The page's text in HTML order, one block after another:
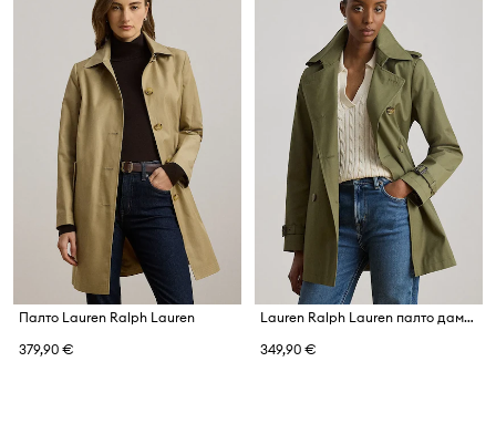
Палто Lauren Ralph Lauren
379,90 €
Lauren Ralph Lauren палто дамско с памук
349,90 €